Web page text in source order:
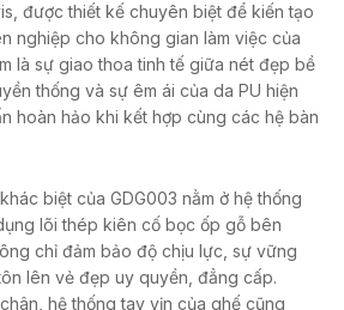
được thiết kế chuyên biệt để kiến tạo
nghiệp cho không gian làm việc của
là sự giao thoa tinh tế giữa nét đẹp bề
thống và sự êm ái của da PU hiện
hoàn hảo khi kết hợp cùng các hệ bàn
biệt của GDG003 nằm ở hệ thống
lõi thép kiên cố bọc ốp gỗ bên
chỉ đảm bảo độ chịu lực, sự vững
lên vẻ đẹp uy quyền, đẳng cấp.
hệ thống tay vịn của ghế cũng